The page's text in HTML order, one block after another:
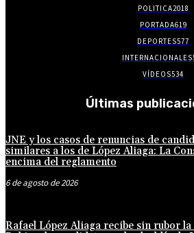
POLITICA2018
PORTADA619
DEPORTES577
INTERNACIONALES
VÍDEOS534
Últimas
JNE y los casos de renuncias de
similares a los de López Aliaga: La
encima del reglamento
6 de agosto de 2026
Rafael López Aliaga recibe sin rubor